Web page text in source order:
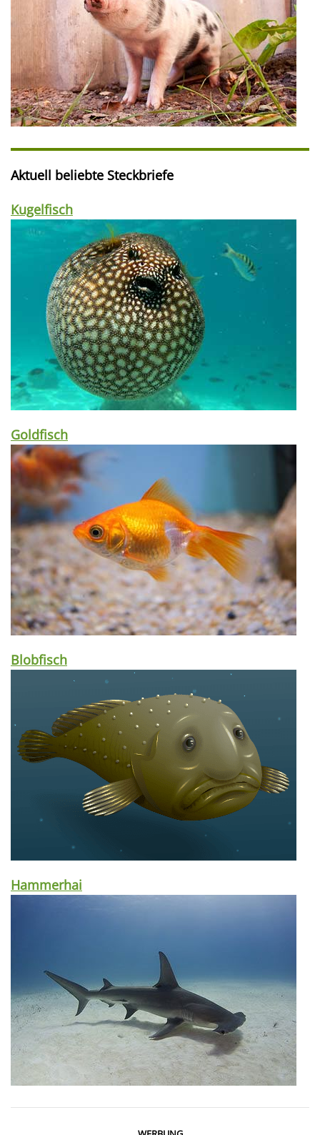
Aktuell beliebte Steckbriefe
Kugelfisch
Goldfisch
Blobfisch
Hammerhai